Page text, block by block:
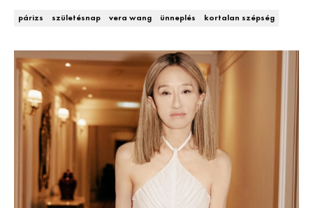
Hírek
Trendek
Szobák
Ötletek
Szép terek
HOROSZKÓP
SZTÁRHÍREK
BUSINESS
ANYA
AWARDS
BEAUTY AWARDS
párizs születésnap vera wang ünneplés kortalan szépség